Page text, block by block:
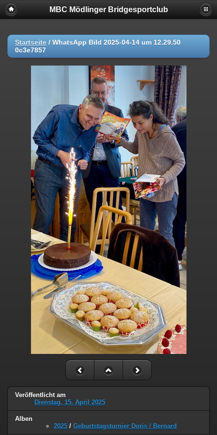
MBC Mödlinger Bridgesportclub
Startseite / WhatsApp Bild 2025-04-14 um 12.29.50
0c3e7857
Veröffentlicht am
Dienstag, 15. April 2025
Alben
2025 / Geburtstagsturnier Doris / Bernard